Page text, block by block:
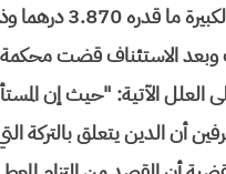
وبعد الاستئناف قضت
العلل الآتية: "حيث إن
الدين يتعلق بالتركة التي